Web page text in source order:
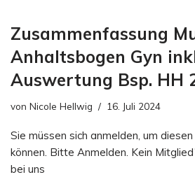
Zusammenfassung
Anhaltsbogen Gyn
Auswertung Bsp. HH
von Nicole Hellwig 16. Juli 2024
Sie müssen sich anmelden, um
können. Bitte Anmelden. Kein
bei uns